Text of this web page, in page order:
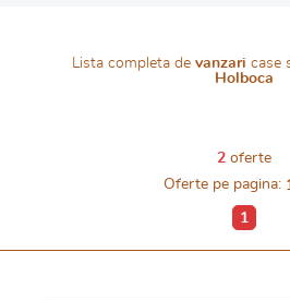
Lista completa de vanzari case
Holboca
2 oferte
Oferte pe pagina:
1